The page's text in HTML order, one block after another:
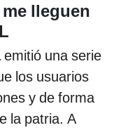
lleguen
emitió una serie
los usuarios
y de forma
la patria. A